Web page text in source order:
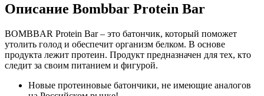
Описание Bombbar Protein Bar
BOMBBAR Protein Bar – это батончик, который поможет
утолить голод и обеспечит организм белком. В основе
продукта лежит протеин. Продукт предназначен для тех, кто
следит за своим питанием и фигурой.
Новые протеиновые батончики, не имеющие аналогов